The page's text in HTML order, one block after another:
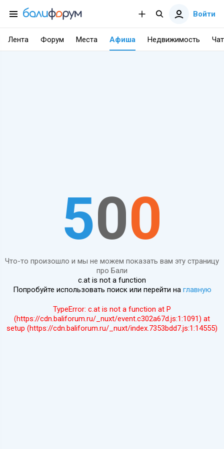
Войти
Лента Форум Места Афиша Недвижимость Чат
500
Что-то произошло и мы не можем показать вам эту страницу
про Бали
c.at is not a function
Попробуйте использовать поиск или перейти на главную
TypeError: c.at is not a function at P
(https://cdn.baliforum.ru/_nuxt/event.c302a67d.js:1:1091) at
setup (https://cdn.baliforum.ru/_nuxt/index.7353bdd7.js:1:14555)